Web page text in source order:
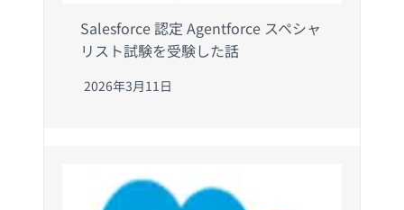
Salesforce 認定 Agentforce スペシャ
リスト試験を受験した話
2026年3月11日